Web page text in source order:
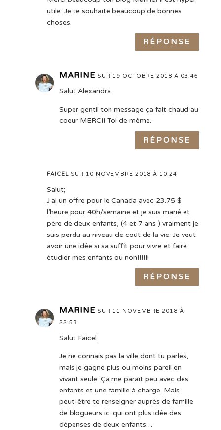
utile. Je te souhaite beaucoup de bonnes
choses.
RÉPONSE
MARINE SUR 19 OCTOBRE 2018 À 03:46
Salut Alexandra,
Super gentil ton message ça fait chaud au
coeur MERCI! Toi de même.
RÉPONSE
FAICEL SUR 10 NOVEMBRE 2018 À 10:24
Salut;
J’ai un offre pour le Canada avec 23.75 $
l’heure pour 40h/semaine et je suis marié et
père de deux enfants, (4 et 7 ans ) vraiment je
suis perdu au niveau de coût de la vie. Je veut
avoir une idée si sa suffit pour vivre et faire
étudier mes enfants ou non!!!!!!
RÉPONSE
MARINE SUR 11 NOVEMBRE 2018 À
22:58
Salut Faicel,
Je ne connais pas la ville dont tu parles,
mais je gagne plus ou moins pareil en
vivant seule. Ça me paraît peu avec des
enfants et une famille à charge. Mais
peut-être te renseigner auprès de famille
de blogueurs ici qui ont plus idée des
dépenses de deux enfants…